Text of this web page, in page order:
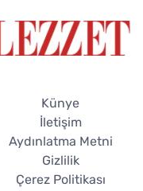
Künye
İletişim
Aydınlatma Metni
Gizlilik
Çerez Politikası